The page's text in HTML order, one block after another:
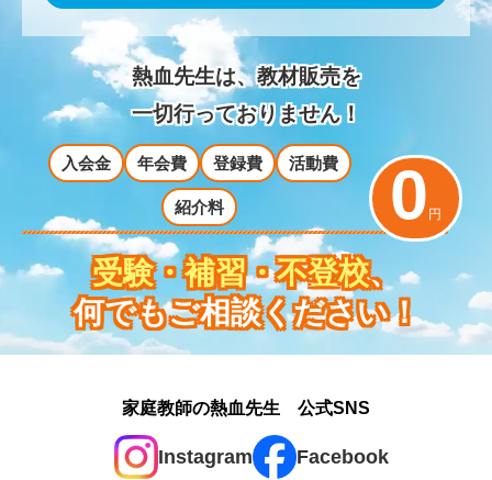
熱血先生は、教材販売を
一切行っておりません！
入会金 年会費 登録費 活動費
紹介料 0 円
受験・補習・不登校、
何でもご相談ください！
家庭教師の熱血先生 公式SNS
Instagram Facebook